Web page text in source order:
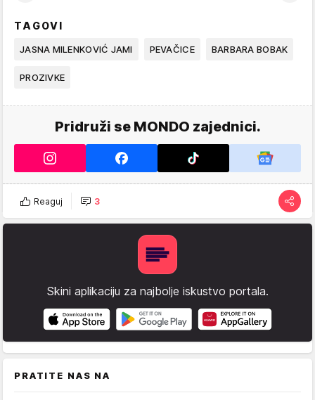
TAGOVI
JASNA MILENKOVIĆ JAMI PEVAČICE BARBARA BOBAK
PROZIVKE
Pridruži se MONDO zajednici.
Reaguj 3
Skini aplikaciju za najbolje iskustvo portala.
PRATITE NAS NA